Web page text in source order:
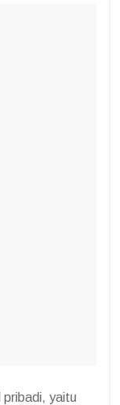
pribadi, yaitu